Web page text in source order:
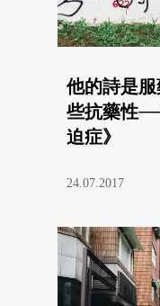
他的詩是
些抗藥性
迫症》
24.07.2017